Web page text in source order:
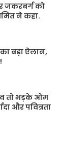
जकरबर्ग को
ने कहा.
बड़ा ऐलान,
तो भड़के ओम
और पवित्रता